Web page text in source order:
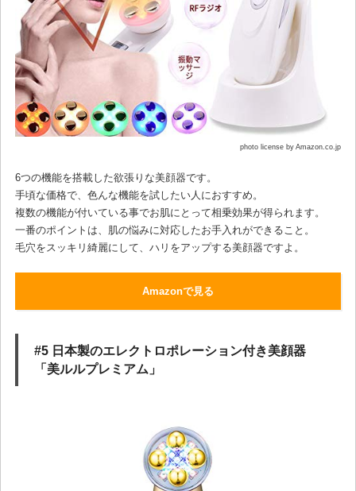
photo license by Amazon.co.jp
6つの機能を搭載した欲張りな美顔器です。
手頃な価格で、色んな機能を試したい人におすすめ。
複数の機能が付いている事でお肌にとって相乗効果が得られます。
一番のポイントは、肌の悩みに対応したお手入れができること。
毛穴をスッキリ綺麗にして、ハリをアップする美顔器ですよ。
Amazonで見る
#5 日本製のエレクトロポレーション付き美顔器
「美ルルプレミアム」